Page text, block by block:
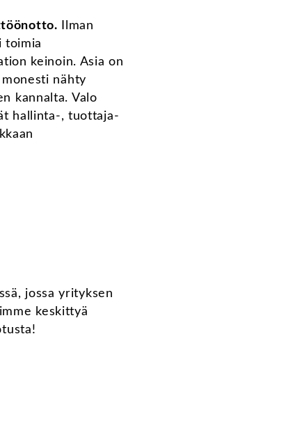
Ilman
toimia
keinoin. Asia on
nähty
kannalta. Valo
hallinta-, tuottaja-
jossa yrityksen
keskittyä